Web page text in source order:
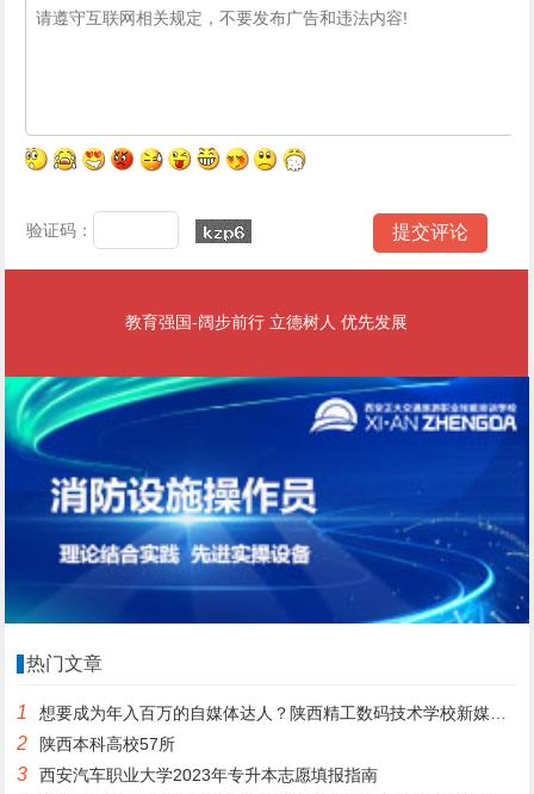
验证码：
教育强国-阔步前行 立德树人 优先发展
热门文章
1 想要成为年入百万的自媒体达人？陕西精工数码技术学校新媒体运营与管理专业非你莫属
2 陕西本科高校57所
3
西安汽车职业大学2023年专升本志愿填报指南